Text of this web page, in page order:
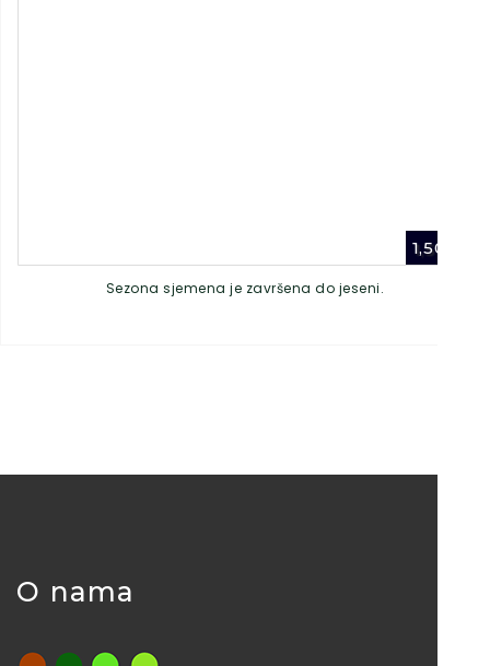
1,50
Sezona sjemena je završena do jeseni.
O nama